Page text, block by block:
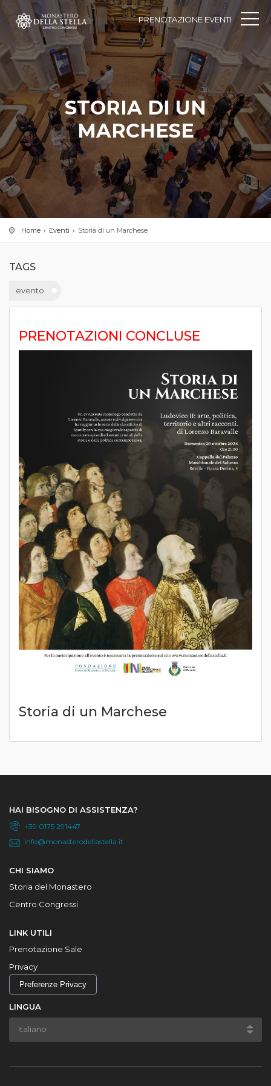
PRENOTAZIONE EVENTI
STORIA DI UN
MARCHESE
Home Eventi Storia di un Marchese
TAGS
evento
PRENOTAZIONI CONCLUSE
Storia di un Marchese
HAI BISOGNO DI ASSISTENZA?
+39 0175 291447
info@monasterodellastella.it
CHI SIAMO
Storia del Monastero
Centro Congressi
LINK UTILI
Prenotazione Sale
Privacy
Preferenze Privacy
LINGUA